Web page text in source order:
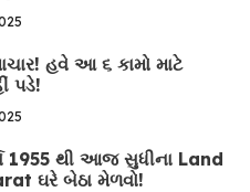
હવે આ ૬ કામો માટે
પડે!
1955 થી આજ સુધીના Land
ઘરે બેઠા મેળવો!